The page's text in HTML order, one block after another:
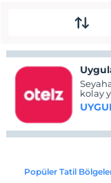
kolay
Popüler Tatil